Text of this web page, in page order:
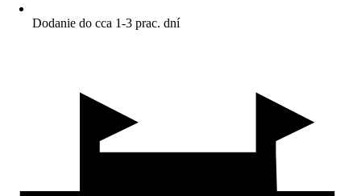
Dodanie do cca 1-3 prac. dní